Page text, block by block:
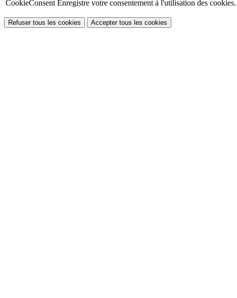
CookieConsent Enregistre votre consentement à l'utilisation des cookies.
Refuser tous les cookies Accepter tous les cookies